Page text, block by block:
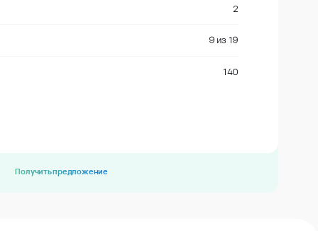
2
9 из 19
140
Получить предложение